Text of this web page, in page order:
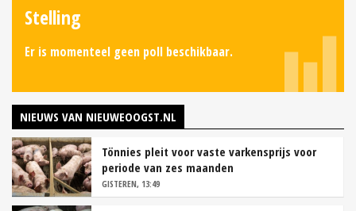
Stelling
Er is momenteel geen poll beschikbaar.
NIEUWS VAN NIEUWEOOGST.NL
Tönnies pleit voor vaste varkensprijs voor
periode van zes maanden
GISTEREN, 13:49